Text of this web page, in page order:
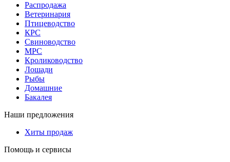
Распродажа
Ветеринария
Птицеводство
КРС
Свиноводство
МРС
Кролиководство
Лошади
Рыбы
Домашние
Бакалея
Наши предложения
Хиты продаж
Помощь и сервисы